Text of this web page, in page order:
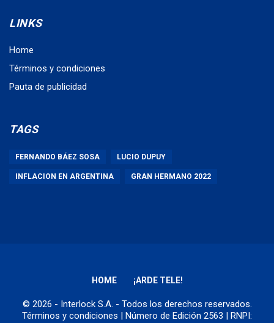
LINKS
Home
Términos y condiciones
Pauta de publicidad
TAGS
FERNANDO BÁEZ SOSA LUCIO DUPUY
INFLACION EN ARGENTINA GRAN HERMANO 2022
HOME ¡ARDE TELE!
© 2026 - Interlock S.A. - Todos los derechos reservados.
Términos y condiciones | Número de Edición 2563 | RNPI: